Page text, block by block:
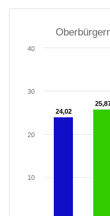
24,02
24,02
10
20
30
40